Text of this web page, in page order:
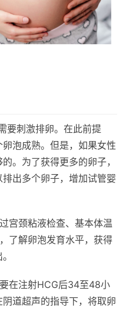
要刺激排卵。在此前提
泡成熟。但是，如果女性
。为了获得更多的卵子，
出多个卵子，增加试管婴
宫颈粘液检查、基本体温
了解卵泡发育水平，获得
在注射HCG后34至48小
道超声的指导下，将取卵